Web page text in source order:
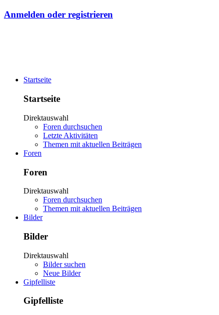
Anmelden oder registrieren
Startseite
Startseite
Direktauswahl
Foren durchsuchen
Letzte Aktivitäten
Themen mit aktuellen Beiträgen
Foren
Foren
Direktauswahl
Foren durchsuchen
Themen mit aktuellen Beiträgen
Bilder
Bilder
Direktauswahl
Bilder suchen
Neue Bilder
Gipfelliste
Gipfelliste